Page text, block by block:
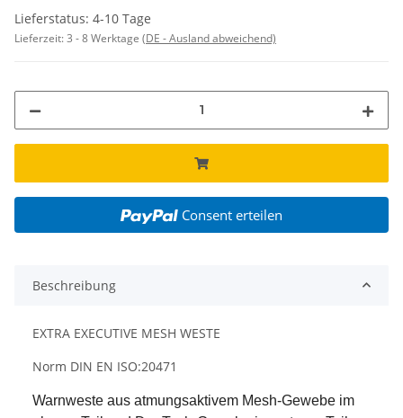
Lieferstatus: 4-10 Tage
Lieferzeit:3 - 8 Werktage (DE - Ausland abweichend)
Consent erteilen
Beschreibung
EXTRA EXECUTIVE MESH WESTE
Norm DIN EN ISO:20471
Warnweste aus atmungsaktivem Mesh-Gewebe im